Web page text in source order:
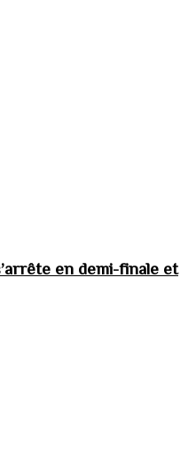
en demi-finale et